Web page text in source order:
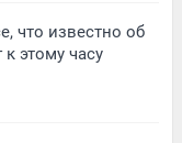
что известно об
этому часу